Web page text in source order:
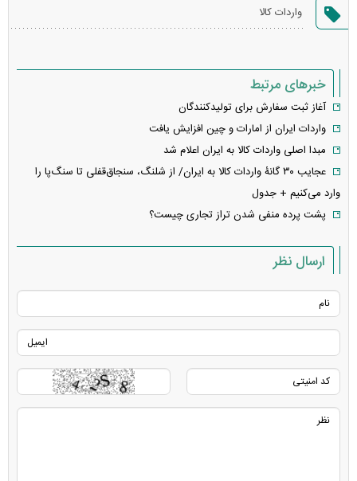
خطا
واردات کالا
خبرهای مرتبط
آغاز ثبت سفارش برای تولیدکنندگان
واردات ایران از امارات و چین افزایش یافت
مبدا اصلی واردات کالا به ایران اعلام شد
عجایب ۳۰ گانۀ واردات کالا به ایران/ از شلنگ، سنجاق‌قفلی تا سنگ‌پا را
وارد می‌کنیم + جدول
پشت پرده منفی شدن تراز تجاری چیست؟
ارسال نظر